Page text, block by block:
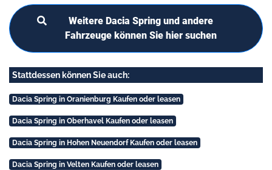
Weitere Dacia Spring und andere
Fahrzeuge können Sie hier suchen
Stattdessen können Sie auch:
Dacia Spring in Oranienburg Kaufen oder leasen
Dacia Spring in Oberhavel Kaufen oder leasen
Dacia Spring in Hohen Neuendorf Kaufen oder leasen
Dacia Spring in Velten Kaufen oder leasen